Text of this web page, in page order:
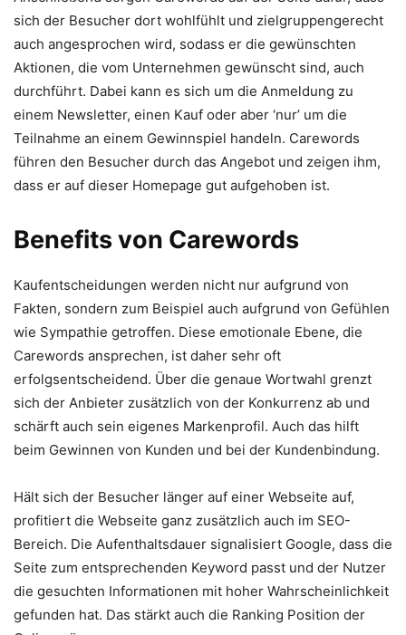
sich der Besucher dort wohlfühlt und zielgruppengerecht
auch angesprochen wird, sodass er die gewünschten
Aktionen, die vom Unternehmen gewünscht sind, auch
durchführt. Dabei kann es sich um die Anmeldung zu
einem Newsletter, einen Kauf oder aber ‘nur’ um die
Teilnahme an einem Gewinnspiel handeln. Carewords
führen den Besucher durch das Angebot und zeigen ihm,
dass er auf dieser Homepage gut aufgehoben ist.
Benefits von Carewords
Kaufentscheidungen werden nicht nur aufgrund von
Fakten, sondern zum Beispiel auch aufgrund von Gefühlen
wie Sympathie getroffen. Diese emotionale Ebene, die
Carewords ansprechen, ist daher sehr oft
erfolgsentscheidend. Über die genaue Wortwahl grenzt
sich der Anbieter zusätzlich von der Konkurrenz ab und
schärft auch sein eigenes Markenprofil. Auch das hilft
beim Gewinnen von Kunden und bei der Kundenbindung.
Hält sich der Besucher länger auf einer Webseite auf,
profitiert die Webseite ganz zusätzlich auch im SEO-
Bereich. Die Aufenthaltsdauer signalisiert Google, dass die
Seite zum entsprechenden Keyword passt und der Nutzer
die gesuchten Informationen mit hoher Wahrscheinlichkeit
gefunden hat. Das stärkt auch die Ranking Position der